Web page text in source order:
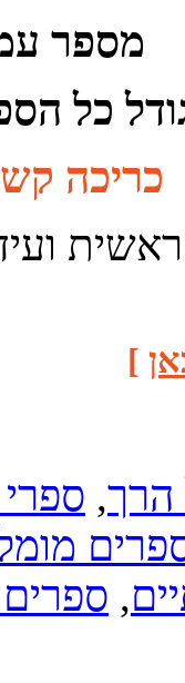
מספר
כל
כריכה
]
הרך, ספרי
,